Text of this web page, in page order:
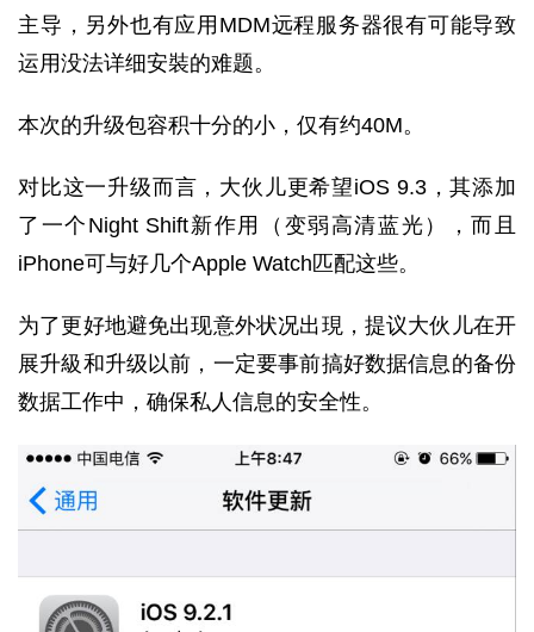
主导，另外也有应用MDM远程服务器很有可能导致
运用没法详细安裝的难题。
本次的升级包容积十分的小，仅有约40M。
对比这一升级而言，大伙儿更希望iOS 9.3，其添加
了一个Night Shift新作用（变弱高清蓝光），而且
iPhone可与好几个Apple Watch匹配这些。
为了更好地避免出现意外状况出現，提议大伙儿在开
展升級和升级以前，一定要事前搞好数据信息的备份
数据工作中，确保私人信息的安全性。